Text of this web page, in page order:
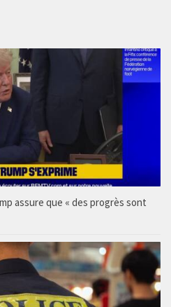
assure que « des progrès sont